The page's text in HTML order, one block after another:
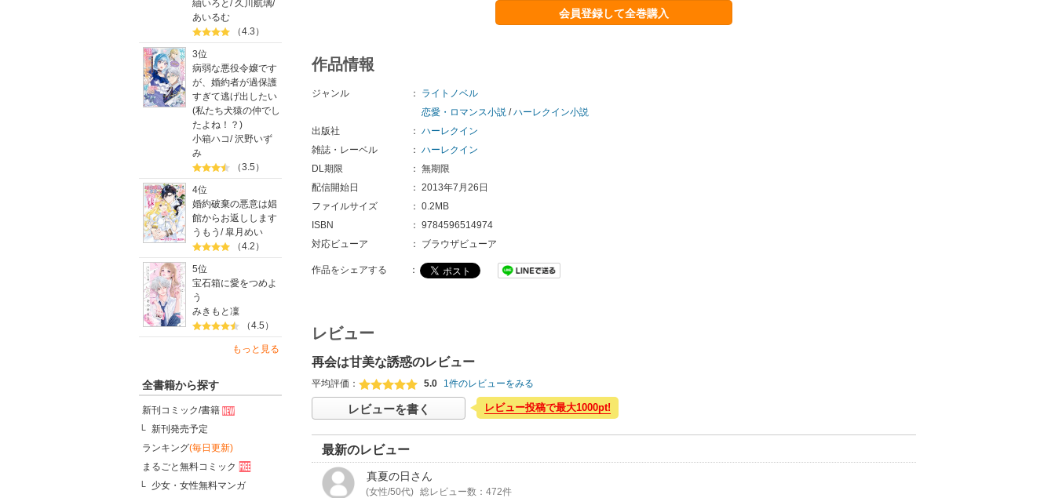
紬いろと / 久川航璃/
あいるむ
（4.3）
3位
病弱な悪役令嬢です
が、婚約者が過保護
すぎて逃げ出したい
(私たち犬猿の仲でし
たよね！？)
小箱ハコ/沢野いず
み
（3.5）
4位
婚約破棄の悪意は娼
館からお返しします
うもう /皐月めい
（4.2）
5位
宝石箱に愛をつめよ
う
みきもと凜
（4.5）
もっと見る
全書籍から探す
新刊コミック/書籍
新刊発売予定
ランキング(毎日更新)
まるごと無料コミック
少女・女性無料マンガ
会員登録して全巻購入
作品情報
ジャンル ：
ライトノベル
恋愛・ロマンス小説 /ハーレクイン小説
出版社
： ハーレクイン
雑誌・レーベル
： ハーレクイン
DL期限
： 無期限
配信開始日
： 2013年7月26日
ファイルサイズ
： 0.2MB
ISBN
： 9784596514974
対応ビューア
： ブラウザビューア
作品をシェアする ：
レビュー
再会は甘美な誘惑のレビュー
平均評価： 5.0 1件のレビューをみる
レビューを書く レビュー投稿で最大1000pt!
最新のレビュー
真夏の日 さん
(女性/50代) 総レビュー数：472件